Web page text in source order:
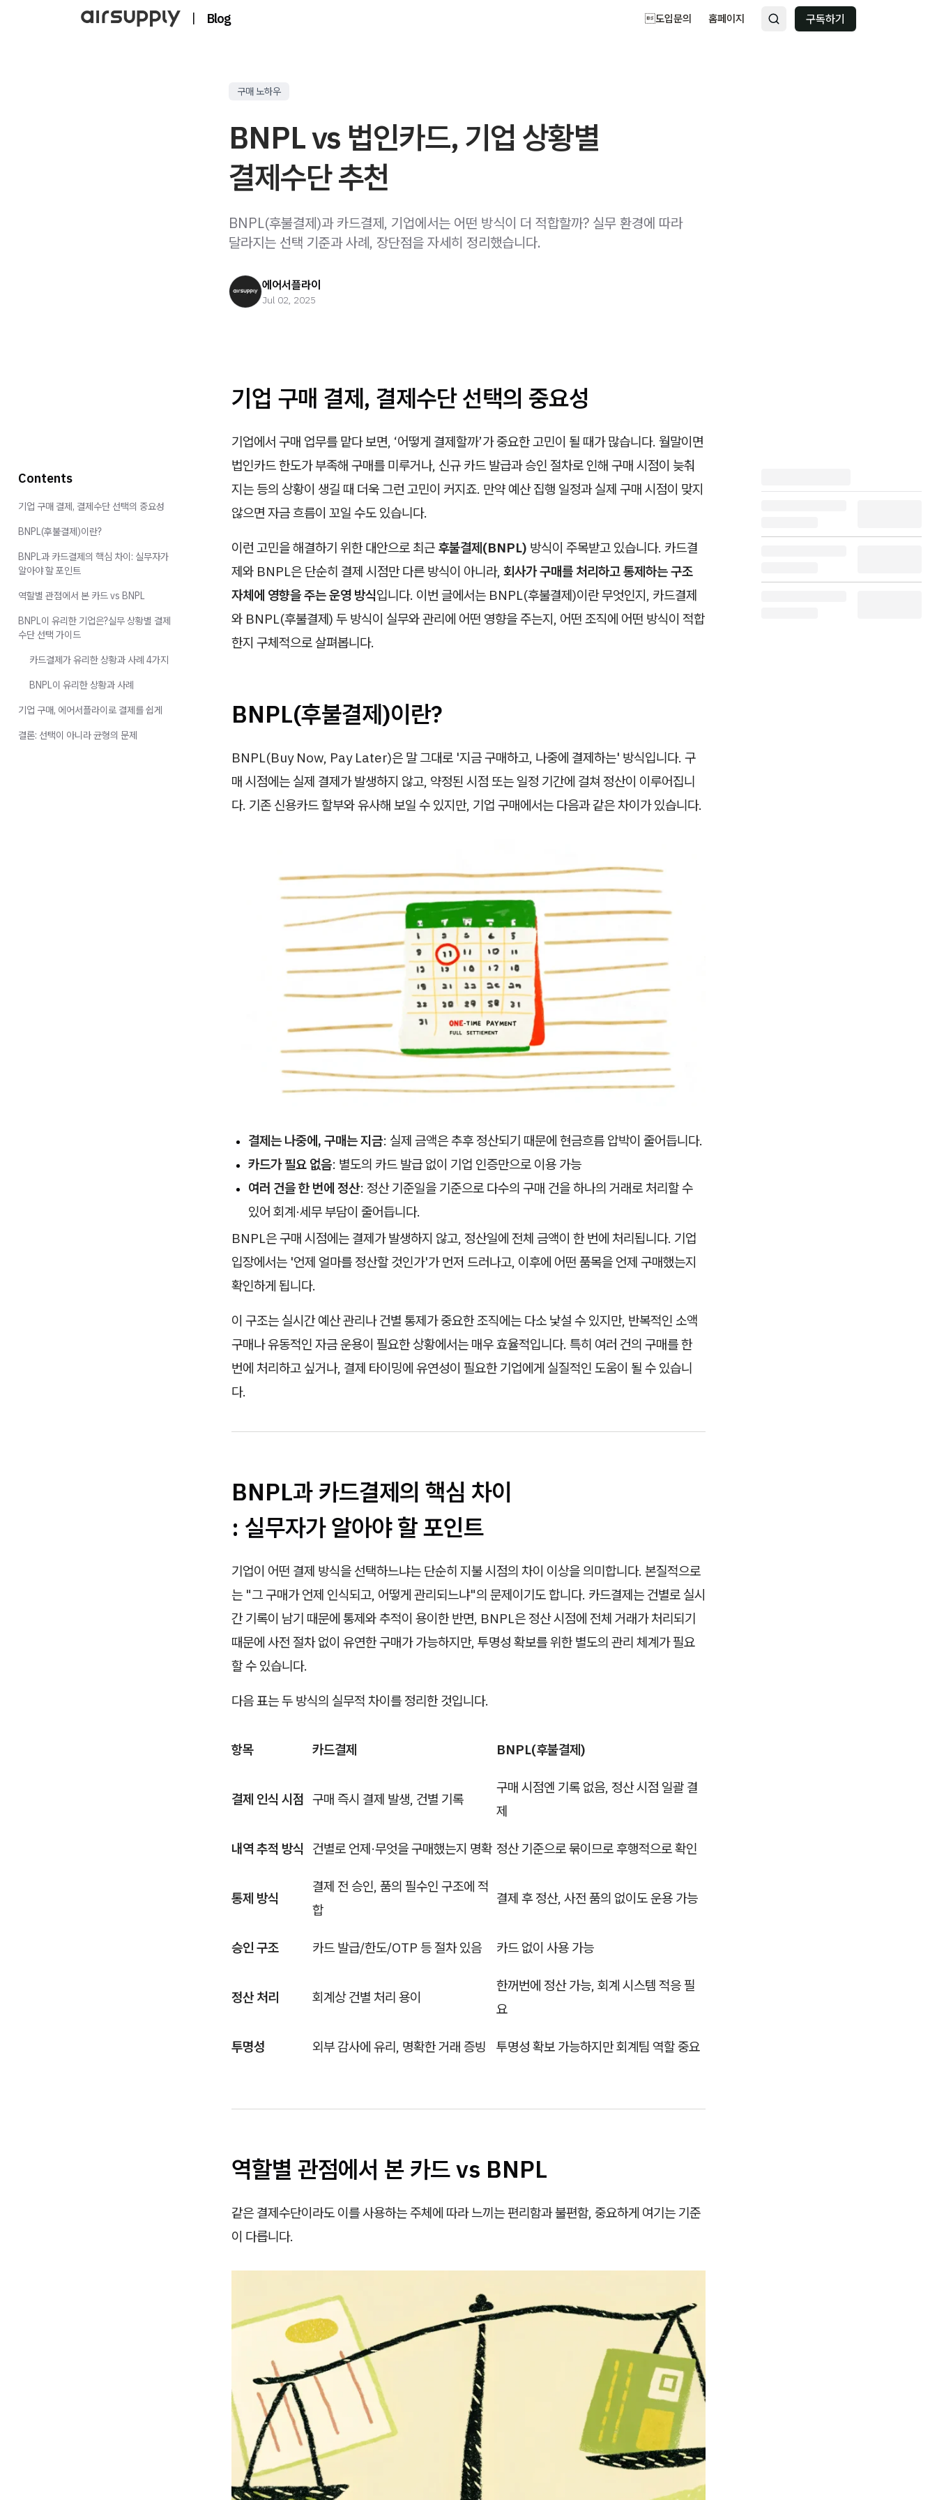
| Blog 도입문의 홈페이지 구독하기
구매 노하우
BNPL vs 법인카드, 기업 상황별
결제수단 추천
BNPL(후불결제)과 카드결제, 기업에서는 어떤 방식이 더 적합할까? 실무 환경에 따라
달라지는 선택 기준과 사례, 장단점을 자세히 정리했습니다.
에어서플라이
Jul 02, 2025
기업 구매 결제, 결제수단 선택의 중요성
기업에서 구매 업무를 맡다 보면, ‘어떻게 결제할까’가 중요한 고민이 될 때가 많습니다. 월말이면
법인카드 한도가 부족해 구매를 미루거나, 신규 카드 발급과 승인 절차로 인해 구매 시점이 늦춰
지는 등의 상황이 생길 때 더욱 그런 고민이 커지죠. 만약 예산 집행 일정과 실제 구매 시점이 맞지
않으면 자금 흐름이 꼬일 수도 있습니다.
이런 고민을 해결하기 위한 대안으로 최근 후불결제(BNPL) 방식이 주목받고 있습니다. 카드결
제와 BNPL은 단순히 결제 시점만 다른 방식이 아니라, 회사가 구매를 처리하고 통제하는 구조
자체에 영향을 주는 운영 방식입니다. 이번 글에서는 BNPL(후불결제)이란 무엇인지, 카드결제
와 BNPL(후불결제) 두 방식이 실무와 관리에 어떤 영향을 주는지, 어떤 조직에 어떤 방식이 적합
한지 구체적으로 살펴봅니다.
BNPL(후불결제)이란?
BNPL(Buy Now, Pay Later)은 말 그대로 '지금 구매하고, 나중에 결제하는' 방식입니다. 구
매 시점에는 실제 결제가 발생하지 않고, 약정된 시점 또는 일정 기간에 걸쳐 정산이 이루어집니
다. 기존 신용카드 할부와 유사해 보일 수 있지만, 기업 구매에서는 다음과 같은 차이가 있습니다.
결제는 나중에, 구매는 지금: 실제 금액은 추후 정산되기 때문에 현금흐름 압박이 줄어듭니다.
카드가 필요 없음: 별도의 카드 발급 없이 기업 인증만으로 이용 가능
여러 건을 한 번에 정산: 정산 기준일을 기준으로 다수의 구매 건을 하나의 거래로 처리할 수
있어 회계·세무 부담이 줄어듭니다.
BNPL은 구매 시점에는 결제가 발생하지 않고, 정산일에 전체 금액이 한 번에 처리됩니다. 기업
입장에서는 '언제 얼마를 정산할 것인가'가 먼저 드러나고, 이후에 어떤 품목을 언제 구매했는지
확인하게 됩니다.
이 구조는 실시간 예산 관리나 건별 통제가 중요한 조직에는 다소 낯설 수 있지만, 반복적인 소액
구매나 유동적인 자금 운용이 필요한 상황에서는 매우 효율적입니다. 특히 여러 건의 구매를 한
번에 처리하고 싶거나, 결제 타이밍에 유연성이 필요한 기업에게 실질적인 도움이 될 수 있습니
다.
BNPL과 카드결제의 핵심 차이
: 실무자가 알아야 할 포인트
기업이 어떤 결제 방식을 선택하느냐는 단순히 지불 시점의 차이 이상을 의미합니다. 본질적으로
는 "그 구매가 언제 인식되고, 어떻게 관리되느냐"의 문제이기도 합니다. 카드결제는 건별로 실시
간 기록이 남기 때문에 통제와 추적이 용이한 반면, BNPL은 정산 시점에 전체 거래가 처리되기
때문에 사전 절차 없이 유연한 구매가 가능하지만, 투명성 확보를 위한 별도의 관리 체계가 필요
할 수 있습니다.
다음 표는 두 방식의 실무적 차이를 정리한 것입니다.
항목 카드결제 BNPL(후불결제)
결제 인식 시점 구매 즉시 결제 발생, 건별 기록
구매 시점엔 기록 없음, 정산 시점 일괄 결
제
내역 추적 방식 건별로 언제·무엇을 구매했는지 명확 정산 기준으로 묶이므로 후행적으로 확인
통제 방식
결제 전 승인, 품의 필수인 구조에 적
합
결제 후 정산, 사전 품의 없이도 운용 가능
승인 구조 카드 발급/한도/OTP 등 절차 있음 카드 없이 사용 가능
정산 처리 회계상 건별 처리 용이
한꺼번에 정산 가능, 회계 시스템 적응 필
요
투명성 외부 감사에 유리, 명확한 거래 증빙 투명성 확보 가능하지만 회계팀 역할 중요
역할별 관점에서 본 카드 vs BNPL
같은 결제수단이라도 이를 사용하는 주체에 따라 느끼는 편리함과 불편함, 중요하게 여기는 기준
이 다릅니다.
Contents
기업 구매 결제, 결제수단 선택의 중요성
BNPL(후불결제)이란?
BNPL과 카드결제의 핵심 차이: 실무자가
알아야 할 포인트
역할별 관점에서 본 카드 vs BNPL
BNPL이 유리한 기업은?실무 상황별 결제
수단 선택 가이드
카드결제가 유리한 상황과 사례 4가지
BNPL이 유리한 상황과 사례
기업 구매, 에어서플라이로 결제를 쉽게
결론: 선택이 아니라 균형의 문제